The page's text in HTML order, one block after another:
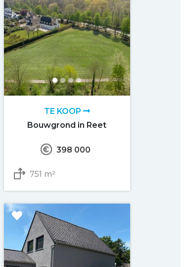
TE KOOP
Bouwgrond in Reet
398 000
751 m²